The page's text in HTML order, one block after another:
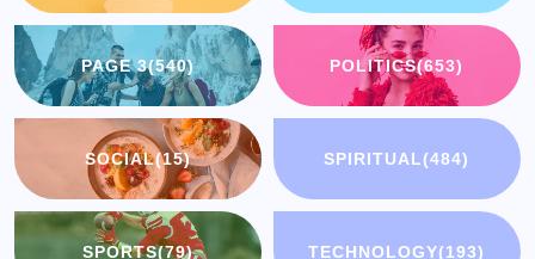
PAGE 3(540) POLITICS(653)
SOCIAL(15) SPIRITUAL(484)
SPORTS(79) TECHNOLOGY(193)